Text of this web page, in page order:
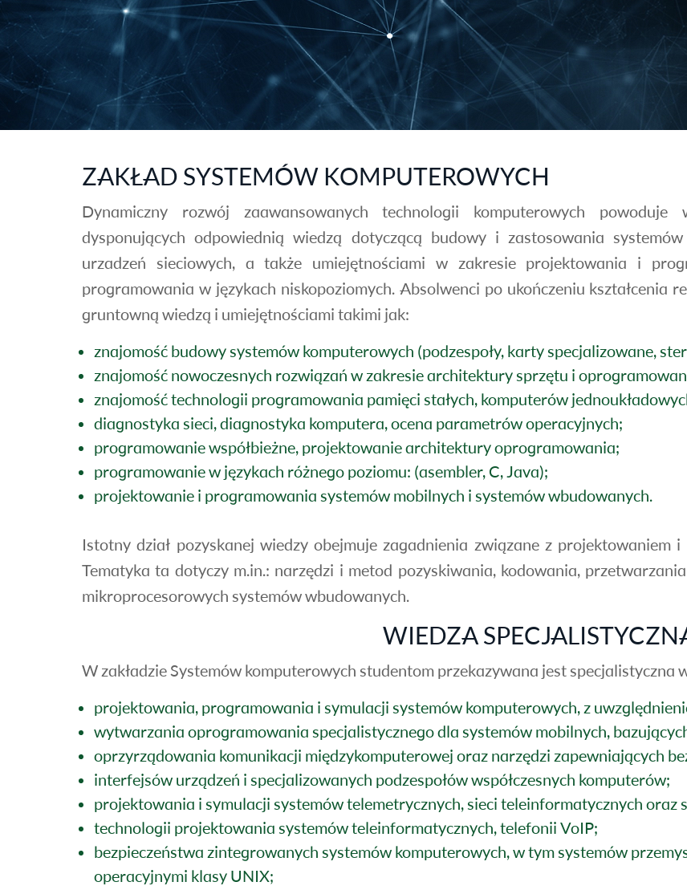
ZAKŁAD SYSTEMÓW KOMPUTEROWYCH
Dynamiczny rozwój zaawansowanych technologii komputerowych
dysponujących odpowiednią wiedzą dotyczącą budowy i zastosowania
urzadzeń sieciowych, a także umiejętnościami w zakresie projektowania i
programowania w językach niskopoziomych. Absolwenci po ukończeniu kształcenia
gruntowną wiedzą i umiejętnościami takimi jak:
znajomość budowy systemów komputerowych (podzespoły, karty specjalizowane,
znajomość nowoczesnych rozwiązań w zakresie architektury sprzętu i
znajomość technologii programowania pamięci stałych, komputerów
diagnostyka sieci, diagnostyka komputera, ocena parametrów operacyjnych;
programowanie współbieżne, projektowanie architektury oprogramowania;
programowanie w językach różnego poziomu: (asembler, C, Java);
projektowanie i programowania systemów mobilnych i systemów wbudowanych.
Istotny dział pozyskanej wiedzy obejmuje zagadnienia związane z projektowaniem
Tematyka ta dotyczy m.in.: narzędzi i metod pozyskiwania, kodowania,
mikroprocesorowych systemów wbudowanych.
WIEDZA
W zakładzie Systemów komputerowych studentom przekazywana jest specjalistyczna
projektowania, programowania i symulacji systemów komputerowych, z
wytwarzania oprogramowania specjalistycznego dla systemów mobilnych,
oprzyrządowania komunikacji międzykomputerowej oraz narzędzi zapewniających
interfejsów urządzeń i specjalizowanych podzespołów współczesnych komputerów;
projektowania i symulacji systemów telemetrycznych, sieci teleinformatycznych oraz
technologii projektowania systemów teleinformatycznych, telefonii VoIP;
bezpieczeństwa zintegrowanych systemów komputerowych, w tym systemów
operacyjnymi klasy UNIX;